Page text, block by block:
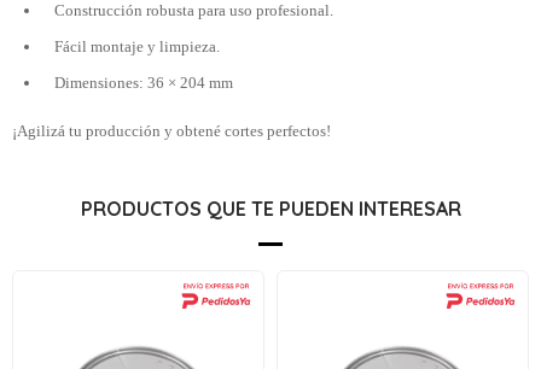
Construcción robusta para uso profesional.
Fácil montaje y limpieza.
Dimensiones: 36 × 204 mm
¡Agilizá tu producción y obtené cortes perfectos!
PRODUCTOS QUE TE PUEDEN INTERESAR